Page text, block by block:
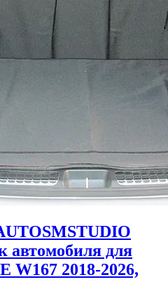
автомобиля для
W167 2018-2026,